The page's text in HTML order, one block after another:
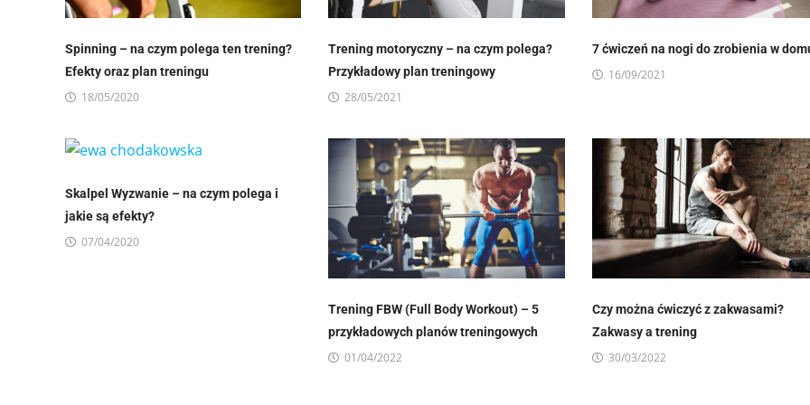
Spinning – na czym polega ten trening?
Efekty oraz plan treningu
18/05/2020
Trening motoryczny – na czym polega?
Przykładowy plan treningowy
28/05/2021
7 ćwiczeń na nogi do zrobienia w
16/09/2021
Skalpel Wyzwanie – na czym polega i
jakie są efekty?
07/04/2020
Trening FBW (Full Body Workout) – 5
przykładowych planów treningowych
01/04/2022
Czy można ćwiczyć z zakwasami?
Zakwasy a trening
30/03/2022